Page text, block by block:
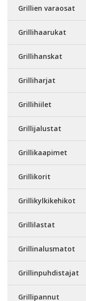
Grillien varaosat
Grillihaarukat
Grillihanskat
Grilliharjat
Grillihiilet
Grillijalustat
Grillikaapimet
Grillikorit
Grillikylkikehikot
Grillilastat
Grillinalusmatot
Grillinpuhdistajat
Grillipannut